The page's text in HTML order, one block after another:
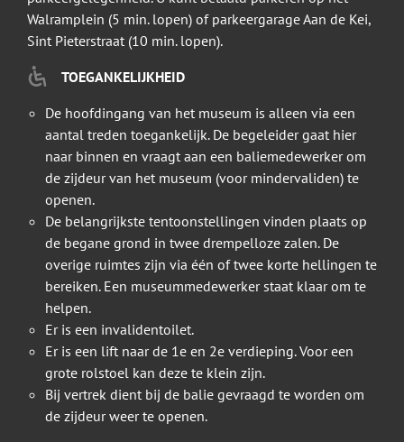
Walramplein (5 min. lopen) of parkeergarage Aan de Kei,
Sint Pieterstraat (10 min. lopen).
TOEGANKELIJKHEID
De hoofdingang van het museum is alleen via een
aantal treden toegankelijk. De begeleider gaat hier
naar binnen en vraagt aan een baliemedewerker om
de zijdeur van het museum (voor mindervaliden) te
openen.
De belangrijkste tentoonstellingen vinden plaats op
de begane grond in twee drempelloze zalen. De
overige ruimtes zijn via één of twee korte hellingen te
bereiken. Een museummedewerker staat klaar om te
helpen.
Er is een invalidentoilet.
Er is een lift naar de 1e en 2e verdieping. Voor een
grote rolstoel kan deze te klein zijn.
Bij vertrek dient bij de balie gevraagd te worden om
de zijdeur weer te openen.